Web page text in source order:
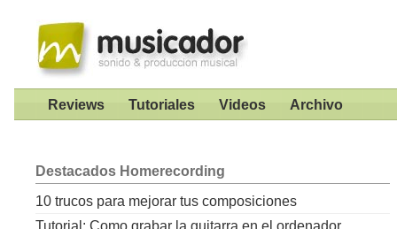
Reviews Tutoriales Videos Archivo
Destacados Homerecording
10 trucos para mejorar tus composiciones